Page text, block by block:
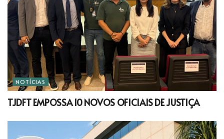
NOTÍCIAS
TJDFT EMPOSSA 10 NOVOS OFICIAIS DE JUSTIÇA